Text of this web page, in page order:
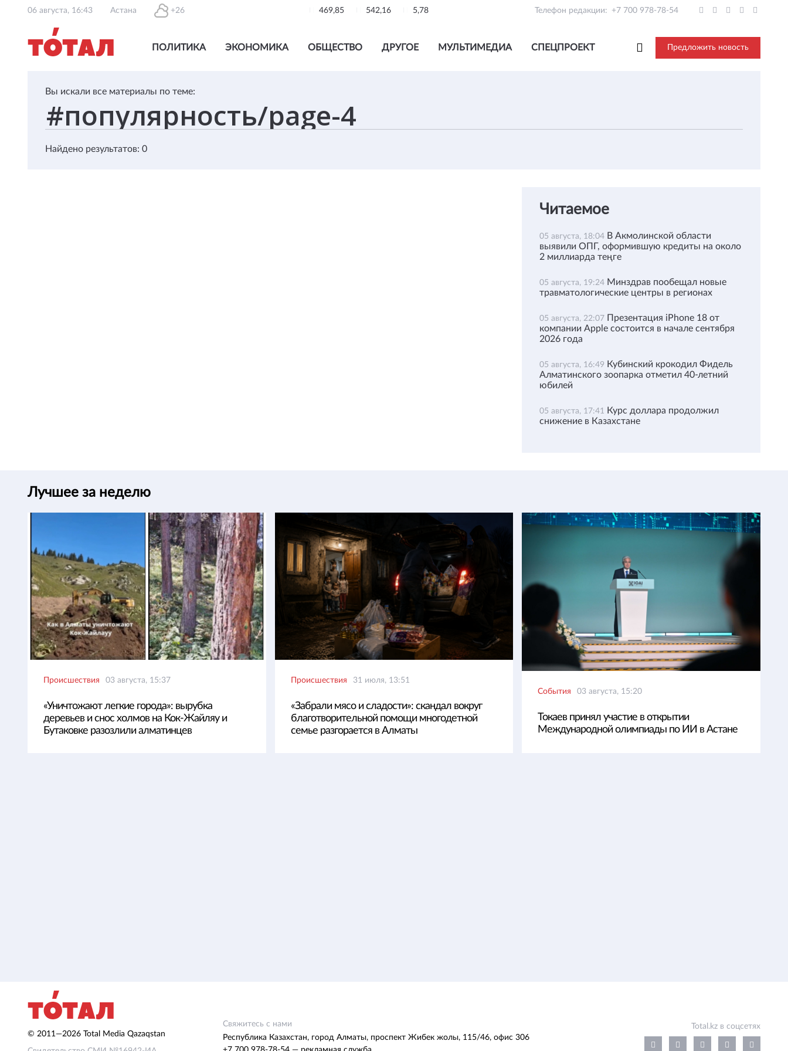
06 августа, 16:43 Астана +26 469,85 542,16 5,78 Телефон редакции: +7 700 978-78-54
ПОЛИТИКА ЭКОНОМИКА ОБЩЕСТВО ДРУГОЕ МУЛЬТИМЕДИА СПЕЦПРОЕКТ Предложить новость
Вы искали все материалы по теме:
Найдено результатов: 0
Читаемое
05 августа, 18:04 В Акмолинской области
выявили ОПГ, оформившую кредиты на около
2 миллиарда теңге
05 августа, 19:24 Минздрав пообещал новые
травматологические центры в регионах
05 августа, 22:07 Презентация iPhone 18 от
компании Apple состоится в начале сентября
2026 года
05 августа, 16:49 Кубинский крокодил Фидель
Алматинского зоопарка отметил 40-летний
юбилей
05 августа, 17:41 Курс доллара продолжил
снижение в Казахстане
Лучшее за неделю
Происшествия 03 августа, 15:37
«Уничтожают легкие города»: вырубка
деревьев и снос холмов на Кок-Жайляу и
Бутаковке разозлили алматинцев
Происшествия 31 июля, 13:51
«Забрали мясо и сладости»: скандал вокруг
благотворительной помощи многодетной
семье разгорается в Алматы
События 03 августа, 15:20
Токаев принял участие в открытии
Международной олимпиады по ИИ в Астане
© 2011—2026 Total Media Qazaqstan
Свяжитесь с нами
Республика Казахстан, город Алматы, проспект Жибек жолы, 115/46, офис 306
Total.kz в соцсетях